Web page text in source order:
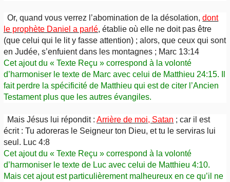
Or, quand vous verrez l’abomination de la désolation,dont
le prophète Daniel a parlé, établie où elle ne doit pas être
(que celui qui le lit y fasse attention) ; alors, que ceux qui sont
en Judée, s’enfuient dans les montagnes ; Marc 13:14
Cet ajout du « Texte Reçu » correspond à la volonté
d’harmoniser le texte de Marc avec celui de Matthieu 24:15. Il
fait perdre la spécificité de Matthieu qui est de citer l’Ancien
Testament plus que les autres évangiles.
Mais Jésus lui répondit :Arrière de moi, Satan ; car il est
écrit : Tu adoreras le Seigneur ton Dieu, et tu le serviras lui
seul. Luc 4:8
Cet ajout du « Texte Reçu » correspond à la volonté
d’harmoniser le texte de Luc avec celui de Matthieu 4:10.
Mais cet ajout est particulièrement malheureux en ce qu’il ne